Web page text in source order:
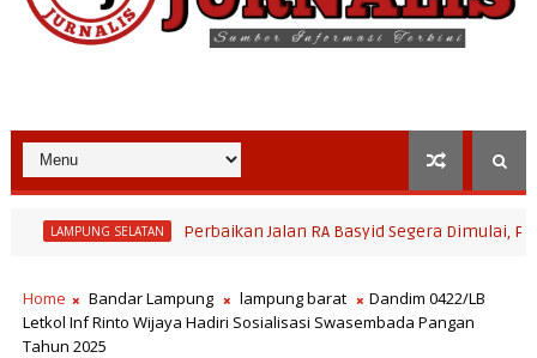
SELATAN Perbaikan Jalan RA Basyid Segera Dimulai, Pemkab
Home Bandar Lampung lampung barat
Dandim 0422/LB
Letkol Inf Rinto Wijaya Hadiri Sosialisasi Swasembada Pangan
Tahun 2025